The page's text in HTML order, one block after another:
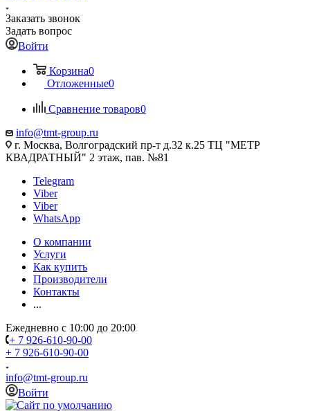
Заказать звонок
Задать вопрос
Войти
Корзина0
Отложенные0
Сравнение товаров0
info@tmt-group.ru
г. Москва, Волгоградский пр-т д.32 к.25 ТЦ "МЕТР
КВАДРАТНЫЙ" 2 этаж, пав. №81
Telegram
Viber
Viber
WhatsApp
О компании
Услуги
Как купить
Производители
Контакты
...
Ежедневно с 10:00 до 20:00
+ 7 926-610-90-00
+ 7 926-610-90-00
info@tmt-group.ru
Войти